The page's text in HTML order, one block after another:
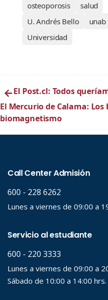
osteoporosis
salud
U. Andrés Bello
unab
Universidad
←El Post.cl: Todos
El Mercurio de Calama: Los
biomagnetismo